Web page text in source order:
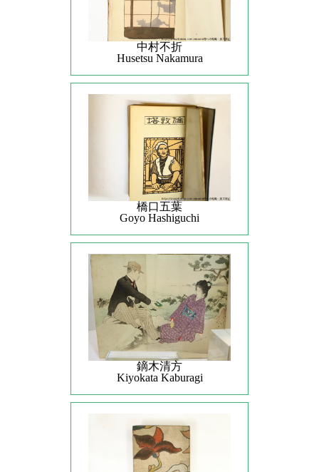
中村不折
Husetsu Nakamura
橋口五葉
Goyo Hashiguchi
鏑木清方
Kiyokata Kaburagi